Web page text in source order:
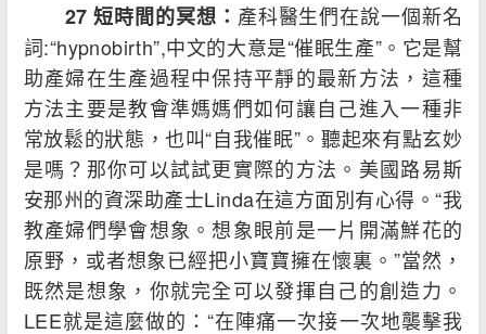
27 短時間的冥想： 產科醫生們在說一個新名
詞:“hypnobirth”,中文的大意是“催眠生產”。它是幫
助產婦在生產過程中保持平靜的最新方法，這種
方法主要是教會準媽媽們如何讓自己進入一種非
常放鬆的狀態，也叫“自我催眠”。聽起來有點玄妙
是嗎？那你可以試試更實際的方法。美國路易斯
安那州的資深助產士Linda在這方面別有心得。“我
教產婦們學會想象。想象眼前是一片開滿鮮花的
原野，或者想象已經把小寶寶擁在懷裏。”當然，
既然是想象，你就完全可以發揮自己的創造力。
LEE就是這麼做的：“在陣痛一次接一次地襲擊我